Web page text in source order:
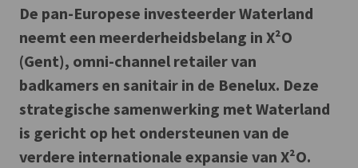
De pan-Europese investeerder Waterland
neemt een meerderheidsbelang in X²O
(Gent), omni-channel retailer van
badkamers en sanitair in de Benelux. Deze
strategische samenwerking met Waterland
is gericht op het ondersteunen van de
verdere internationale expansie van X²O.